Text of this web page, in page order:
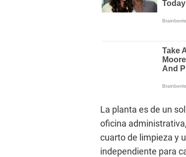
La planta es de un
oficina
cuarto de limpieza y
independiente para